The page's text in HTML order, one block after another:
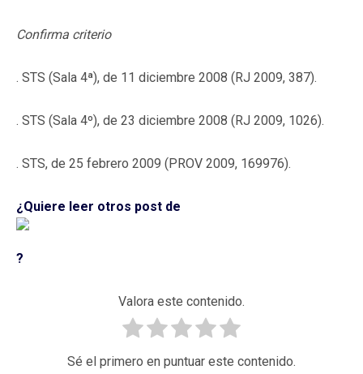
Confirma criterio
. STS (Sala 4ª), de 11 diciembre 2008 (RJ 2009, 387).
. STS (Sala 4º), de 23 diciembre 2008 (RJ 2009, 1026).
. STS, de 25 febrero 2009 (PROV 2009, 169976).
¿Quiere leer otros post de
?
Valora este contenido.
Sé el primero en puntuar este contenido.